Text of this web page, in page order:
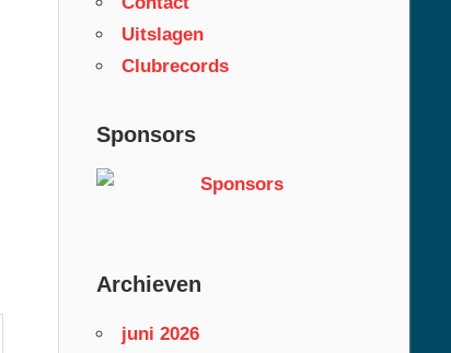
Uitslagen
Clubrecords
Sponsors
Archieven
juni 2026